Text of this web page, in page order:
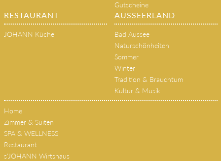
Gutscheine
RESTAURANT
JOHANN Küche
AUSSEERLAND
Bad Aussee
Naturschönheiten
Sommer
Winter
Tradition & Brauchtum
Kultur & Musik
Home
Zimmer & Suiten
SPA & WELLNESS
Restaurant
s'JOHANN Wirtshaus